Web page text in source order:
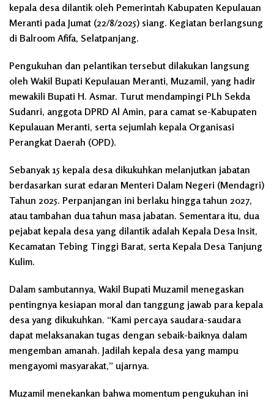
kepala desa dilantik oleh Pemerintah Kabupaten Kepulauan
Meranti pada Jumat (22/8/2025) siang. Kegiatan berlangsung
di Balroom Afifa, Selatpanjang.
Pengukuhan dan pelantikan tersebut dilakukan langsung
oleh Wakil Bupati Kepulauan Meranti, Muzamil, yang hadir
mewakili Bupati H. Asmar. Turut mendampingi PLh Sekda
Sudanri, anggota DPRD Al Amin, para camat se-Kabupaten
Kepulauan Meranti, serta sejumlah kepala Organisasi
Perangkat Daerah (OPD).
Sebanyak 15 kepala desa dikukuhkan melanjutkan jabatan
berdasarkan surat edaran Menteri Dalam Negeri (Mendagri)
Tahun 2025. Perpanjangan ini berlaku hingga tahun 2027,
atau tambahan dua tahun masa jabatan. Sementara itu, dua
pejabat kepala desa yang dilantik adalah Kepala Desa Insit,
Kecamatan Tebing Tinggi Barat, serta Kepala Desa Tanjung
Kulim.
Dalam sambutannya, Wakil Bupati Muzamil menegaskan
pentingnya kesiapan moral dan tanggung jawab para kepala
desa yang dikukuhkan. “Kami percaya saudara-saudara
dapat melaksanakan tugas dengan sebaik-baiknya dalam
mengemban amanah. Jadilah kepala desa yang mampu
mengayomi masyarakat,” ujarnya.
Muzamil menekankan bahwa momentum pengukuhan ini